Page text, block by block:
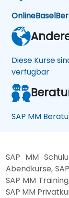
OnlineBasel
Diese Kurse
verfügbar
SAP MM
SAP MM
Abendkurse,
SAP MM
SAP MM